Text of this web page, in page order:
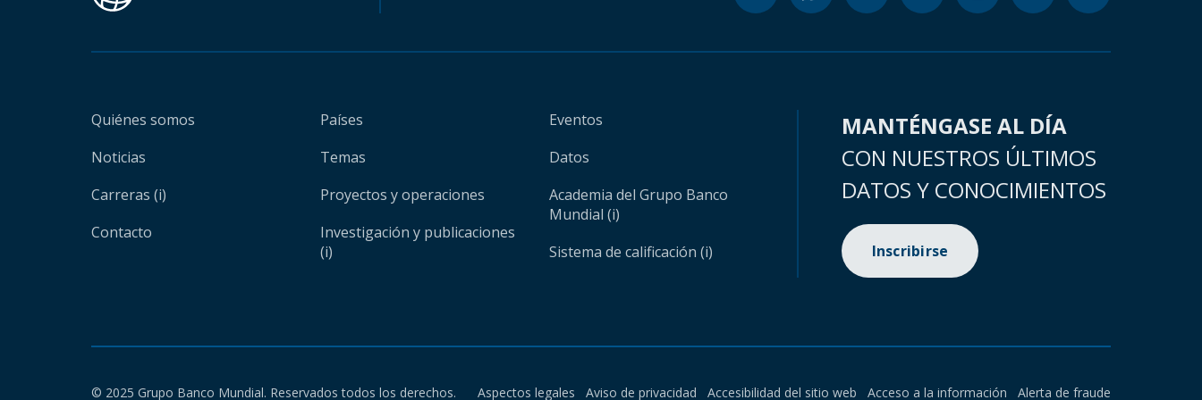
Quiénes somos
Noticias
Carreras (i)
Contacto
Países
Temas
Proyectos y operaciones
Investigación y publicaciones
(i)
Eventos
Datos
Academia del Grupo Banco
Mundial (i)
Sistema de calificación (i)
MANTÉNGASE AL DÍA
CON NUESTROS ÚLTIMOS
DATOS Y CONOCIMIENTOS
Inscribirse
© 2025 Grupo Banco Mundial. Reservados todos los derechos. Aspectos legales Aviso de privacidad Accesibilidad del sitio web Acceso a la información
Alerta de fraude